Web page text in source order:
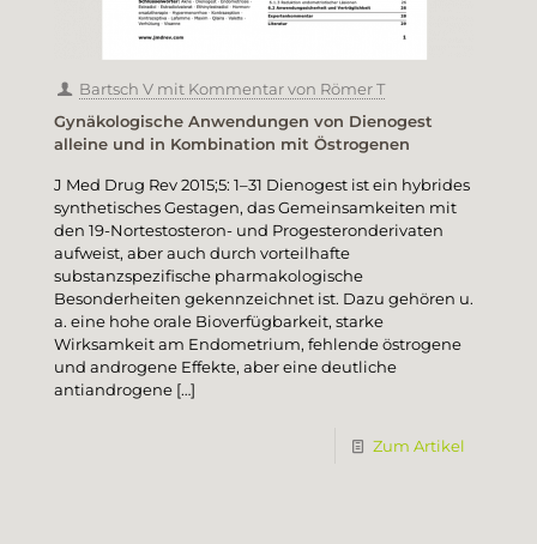
Bartsch V mit Kommentar von Römer T
Gynäkologische Anwendungen von Dienogest
alleine und in Kombination mit Östrogenen
J Med Drug Rev 2015;5: 1–31 Dienogest ist ein hybrides
synthetisches Gestagen, das Gemeinsamkeiten mit
den 19-Nortestosteron- und Progesteronderivaten
aufweist, aber auch durch vorteilhafte
substanzspezifische pharmakologische
Besonderheiten gekennzeichnet ist. Dazu gehören u.
a. eine hohe orale Bioverfügbarkeit, starke
Wirksamkeit am Endometrium, fehlende östrogene
und androgene Effekte, aber eine deutliche
antiandrogene […]
Zum Artikel